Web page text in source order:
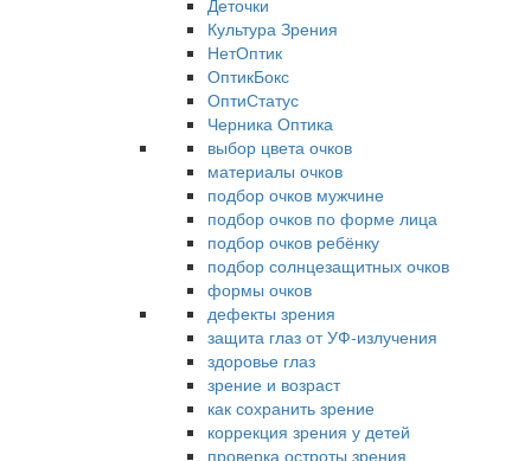
Деточки
Культура Зрения
НетОптик
ОптикБокс
ОптиСтатус
Черника Оптика
выбор цвета очков
материалы очков
подбор очков мужчине
подбор очков по форме лица
подбор очков ребёнку
подбор солнцезащитных очков
формы очков
дефекты зрения
защита глаз от УФ-излучения
здоровье глаз
зрение и возраст
как сохранить зрение
коррекция зрения у детей
проверка остроты зрения